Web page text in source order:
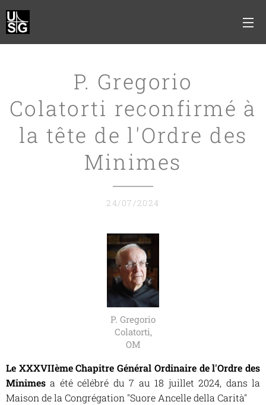
P. Gregorio
Colatorti reconfirmé à
la tête de l'Ordre des
Minimes
24/07/2024
P. Gregorio
Colatorti,
OM
Le XXXVIIème Chapitre Général Ordinaire de l'Ordre des
Minimes a été célébré du 7 au 18 juillet 2024, dans la
Maison de la Congrégation "Suore Ancelle della Carità"